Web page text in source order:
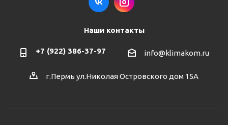
Наши контакты
+7 (922) 386-37-97 info@klimakom.ru
г.Пермь ул.Николая Островского дом 15А